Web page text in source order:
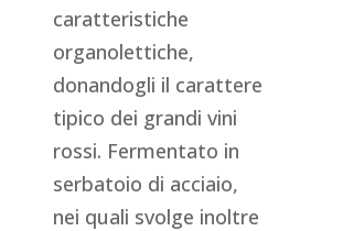
caratteristiche
organolettiche,
donandogli il carattere
tipico dei grandi vini
rossi. Fermentato in
serbatoio di acciaio,
nei quali svolge inoltre